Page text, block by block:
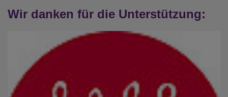
Wir danken für die Unterstützung: